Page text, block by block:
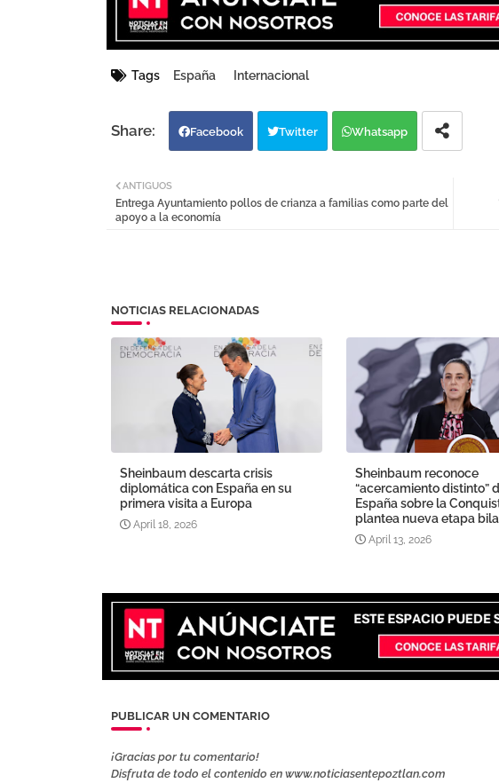
Tags España Internacional
Facebook Twitter Whatsapp
ANTIGUOS
Entrega Ayuntamiento pollos de crianza a familias como parte del
apoyo a la economía
NOTICIAS RELACIONADAS
Sheinbaum descarta crisis
diplomática con España en su
primera visita a Europa
April 18, 2026
Sheinbaum reconoce
“acercamiento distinto”
España sobre la
plantea nueva etapa
April 13, 2026
PUBLICAR UN COMENTARIO
¡Gracias por tu comentario!
Disfruta de todo el contenido en www.noticiasentepoztlan.com